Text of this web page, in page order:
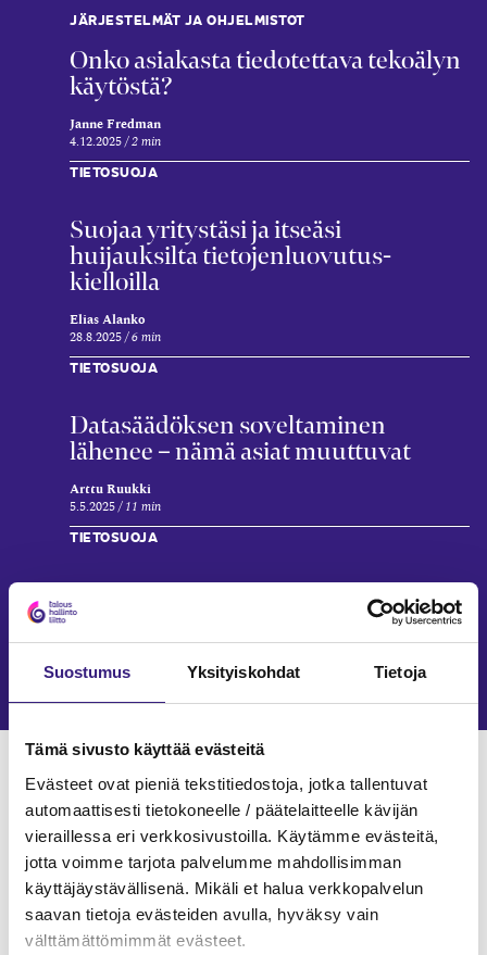
Suostumus Yksityiskohdat Tietoja
Tämä sivusto käyttää evästeitä
Evästeet ovat pieniä tekstitiedostoja, jotka tallentuvat
automaattisesti tietokoneelle / päätelaitteelle kävijän
vieraillessa eri verkkosivustoilla. Käytämme evästeitä,
jotta voimme tarjota palvelumme mahdollisimman
käyttäjäystävällisenä. Mikäli et halua verkkopalvelun
saavan tietoja evästeiden avulla, hyväksy vain
välttämättömimmät evästeet.
JÄRJESTELMÄT JA OHJELMISTOT
Onko asiakasta tiedotettava tekoälyn
käytöstä?
Janne Fredman
4.12.2025 2 min
TIETOSUOJA
Suojaa yritystäsi ja itseäsi
huijauksilta tietojen­luovutus­
kielloilla
Elias Alanko
28.8.2025 6 min
TIETOSUOJA
Datasäädöksen soveltaminen
lähenee – nämä asiat muuttuvat
Arttu Ruukki
5.5.2025 11 min
TIETOSUOJA
Henkilö­tietojen käsittelyn
minimointi
6.3.2025 8 min
Verkkokoulutukset
JÄRJESTELMÄT JA OHJELMISTOT